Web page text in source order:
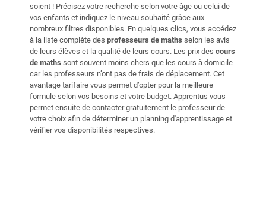
soient ! Précisez votre recherche selon votre âge ou celui de
vos enfants et indiquez le niveau souhaité grâce aux
nombreux filtres disponibles. En quelques clics, vous accédez
à la liste complète des professeurs de maths selon les avis
de leurs élèves et la qualité de leurs cours. Les prix des cours
de maths sont souvent moins chers que les cours à domicile
car les professeurs n’ont pas de frais de déplacement. Cet
avantage tarifaire vous permet d’opter pour la meilleure
formule selon vos besoins et votre budget. Apprentus vous
permet ensuite de contacter gratuitement le professeur de
votre choix afin de déterminer un planning d'apprentissage et
vérifier vos disponibilités respectives.